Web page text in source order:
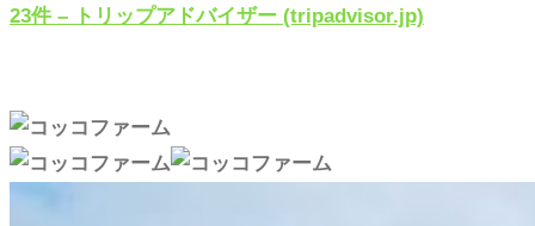
23件 – トリップアドバイザー (tripadvisor.jp)